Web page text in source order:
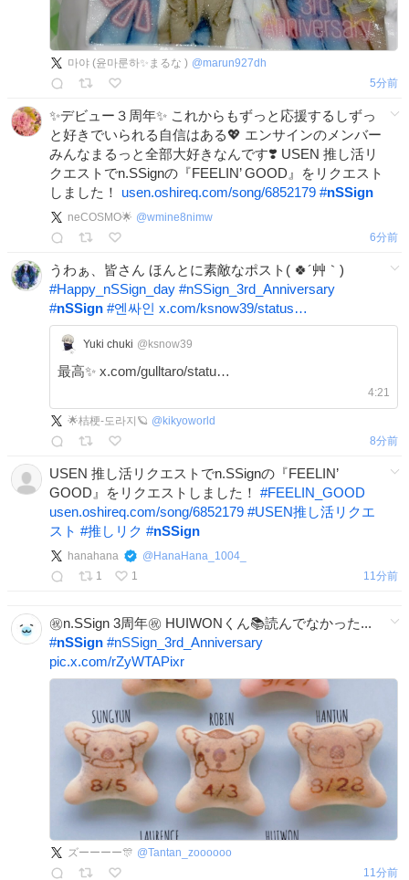
마야 (윤마룬하✨まるな ) @marun927dh
5分前
✨️デビュー３周年✨️ これからもずっと応援するしずっ
と好きでいられる自信はある💖 エンサインのメンバー
みんなまるっと全部大好きなんです❣️ USEN 推し活リ
クエストでn.SSignの『FEELIN’ GOOD』をリクエスト
しました！ usen.oshireq.com/song/6852179 #nSSign
neCOSMO🌟 @wmine8nimw
7分前
うわぁ、皆さん ほんとに素敵なポスト( 🍀´艸｀)
#Happy_nSSign_day #nSSign_3rd_Anniversary
#nSSign #엔싸인 x.com/ksnow39/status…
Yuki chuki @ksnow39
最高✨ x.com/gulltaro/statu…
4:21
🌟桔梗-도라지🪐 @ kikyoworld
8分前
USEN 推し活リクエストでn.SSignの『FEELIN’
GOOD』をリクエストしました！ #FEELIN_GOOD
usen.oshireq.com/song/6852179 #USEN推し活リクエ
スト #推しリク #nSSign
hanahana @ HanaHana_1004_
1
1 11分前
㊗️n.SSign 3周年㊗️ HUIWONくん📚読んでなかった...
#nSSign #nSSign_3rd_Anniversary
pic.x.com/rZyWTAPixr
ズーーーー🎊 @Tantan_zoooooo
11分前